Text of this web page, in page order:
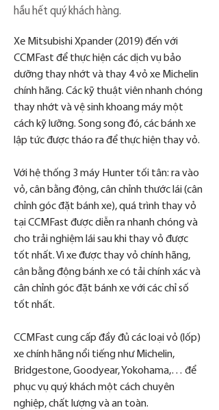
hầu hết quý khách hàng.
Xe Mitsubishi Xpander (2019) đến với
CCMFast để thực hiện các dịch vụ bảo
dưỡng thay nhớt và thay 4 vỏ xe Michelin
chính hãng. Các kỹ thuật viên nhanh chóng
thay nhớt và vệ sinh khoang máy một
cách kỹ lưỡng. Song song đó, các bánh xe
lập tức được tháo ra để thực hiện thay vỏ.
Với hệ thống 3 máy Hunter tối tân: ra vào
vỏ, cân bằng động, cân chỉnh thước lái (cân
chỉnh góc đặt bánh xe), quá trình thay vỏ
tại CCMFast được diễn ra nhanh chóng và
cho trải nghiệm lái sau khi thay vỏ được
tốt nhất. Vì xe được thay vỏ chính hãng,
cân bằng động bánh xe có tải chính xác và
cân chỉnh góc đặt bánh xe với các chỉ số
tốt nhất.
CCMFast cung cấp đầy đủ các loại vỏ (lốp)
xe chính hãng nổi tiếng như Michelin,
Bridgestone, Goodyear, Yokohama,… để
phục vụ quý khách một cách chuyên
nghiệp, chất lượng và an toàn.